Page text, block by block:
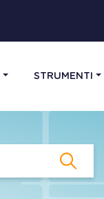
STRUMENTI